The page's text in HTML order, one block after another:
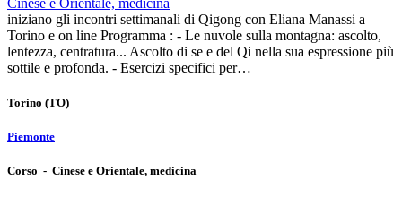
iniziano gli incontri settimanali di Qigong con Eliana Manassi a
Torino e on line Programma : - Le nuvole sulla montagna: ascolto,
lentezza, centratura... Ascolto di se e del Qi nella sua espressione più
sottile e profonda. - Esercizi specifici per…
Torino (TO)
Piemonte
Corso - Cinese e Orientale, medicina